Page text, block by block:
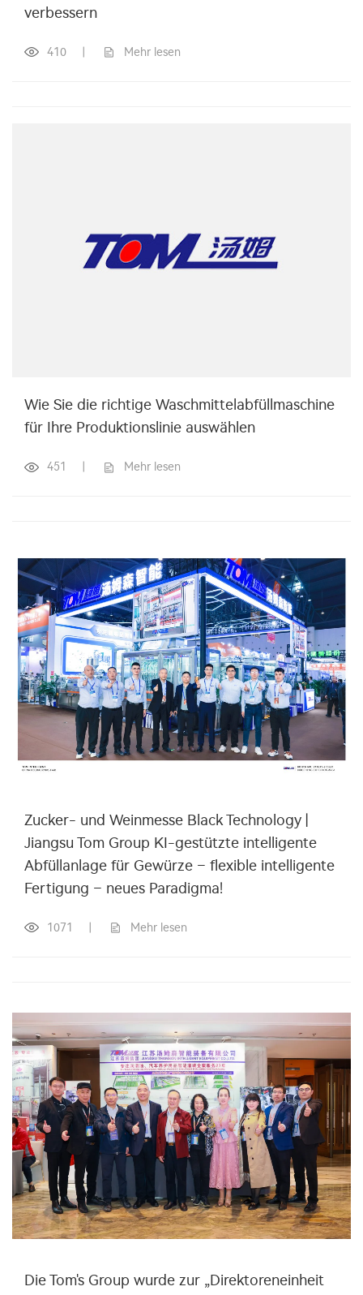
verbessern
410 Mehr lesen
Wie Sie die richtige Waschmittelabfüllmaschine
für Ihre Produktionslinie auswählen
451 Mehr lesen
Zucker- und Weinmesse Black Technology |
Jiangsu Tom Group KI-gestützte intelligente
Abfüllanlage für Gewürze – flexible intelligente
Fertigung – neues Paradigma!
1071 Mehr lesen
Die Tom's Group wurde zur „Direktoreneinheit